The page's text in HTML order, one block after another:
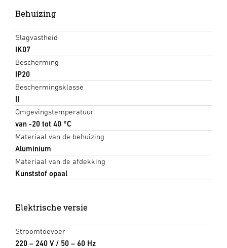
Behuizing
Slagvastheid
IK07
Bescherming
IP20
Beschermingsklasse
II
Omgevingstemperatuur
van -20 tot 40 °C
Materiaal van de behuizing
Aluminium
Materiaal van de afdekking
Kunststof opaal
Elektrische versie
Stroomtoevoer
220 – 240 V / 50 – 60 Hz